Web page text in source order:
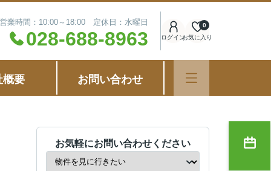
営業時間：10:00～18:00 定休日：水曜日
028-688-8963 ログインお気に入り
0
概要 お問い合わせ
お気軽にお問い合わせください